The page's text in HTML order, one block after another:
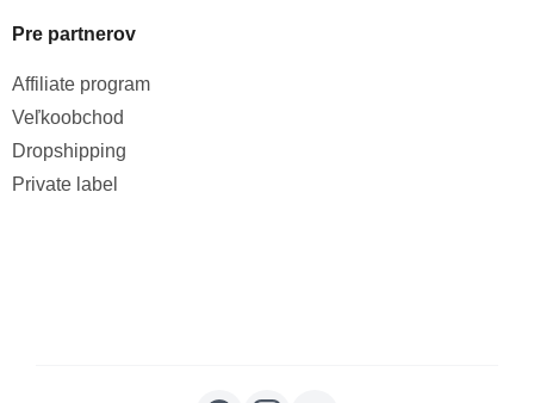
Pre partnerov
Affiliate program
Veľkoobchod
Dropshipping
Private label